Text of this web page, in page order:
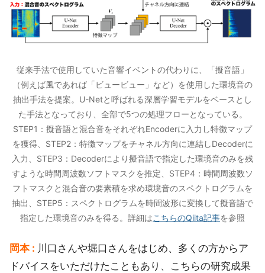
従来手法で使用していた音響イベントの代わりに、「擬音語」
（例えば風であれば「ビュービュー」など）を使用した環境音の
抽出手法を提案。U-Netと呼ばれる深層学習モデルをベースとし
た手法となっており、全部で5つの処理フローとなっている。
STEP1：擬音語と混合音をそれぞれEncoderに入力し特徴マップ
を獲得、STEP2：特徴マップをチャネル方向に連結しDecoderに
入力、STEP3：Decoderにより擬音語で指定した環境音のみを残
すような時間周波数ソフトマスクを推定、STEP4：時間周波数ソ
フトマスクと混合音の要素積を求め環境音のスペクトログラムを
抽出、STEP5：スペクトログラムを時間波形に変換して擬音語で
指定した環境音のみを得る。詳細はこちらのQiita記事を参照
岡本 : 川口さんや堀口さんをはじめ、多くの方からア
ドバイスをいただけたこともあり、こちらの研究成果